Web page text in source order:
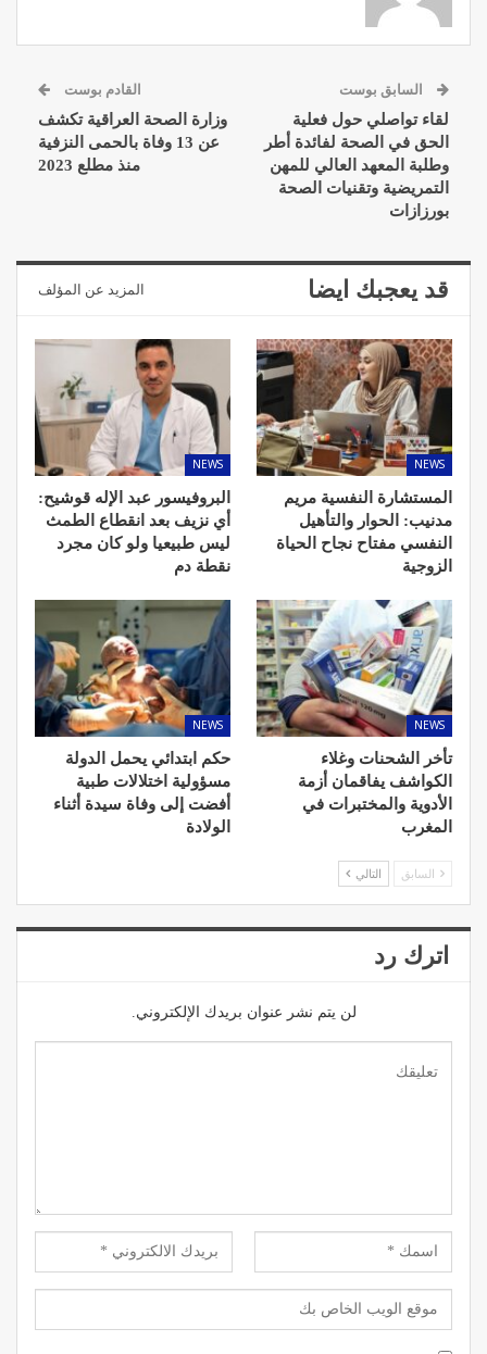
السابق بوست
لقاء تواصلي حول فعلية
الحق في الصحة لفائدة أطر
وطلبة المعهد العالي للمهن
التمريضية وتقنيات الصحة
بورزازات
القادم بوست
وزارة الصحة العراقية تكشف
عن 13 وفاة بالحمى النزفية
منذ مطلع 2023
قد يعجبك ايضا المزيد عن المؤلف
NEWS
المستشارة النفسية مريم
مدنيب: الحوار والتأهيل
النفسي مفتاح نجاح الحياة
الزوجية
NEWS
البروفيسور عبد الإله قوشيح:
أي نزيف بعد انقطاع الطمث
ليس طبيعيا ولو كان مجرد
نقطة دم
NEWS
تأخر الشحنات وغلاء
الكواشف يفاقمان أزمة
الأدوية والمختبرات في
المغرب
NEWS
حكم ابتدائي يحمل الدولة
مسؤولية اختلالات طبية
أفضت إلى وفاة سيدة أثناء
الولادة
السابق التالي
اترك رد
لن يتم نشر عنوان بريدك الإلكتروني.